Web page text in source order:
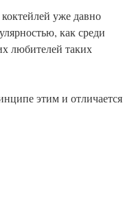
уже давно
как среди
любителей таких
этим и отличается